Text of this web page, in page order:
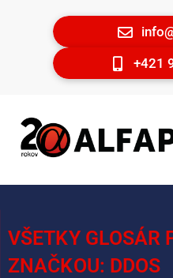
+421
VŠETKY GLOSÁR
ZNAČKOU: DDOS